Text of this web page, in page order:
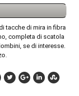
tacche di mira in fibra
completa di scatola
se di interesse.